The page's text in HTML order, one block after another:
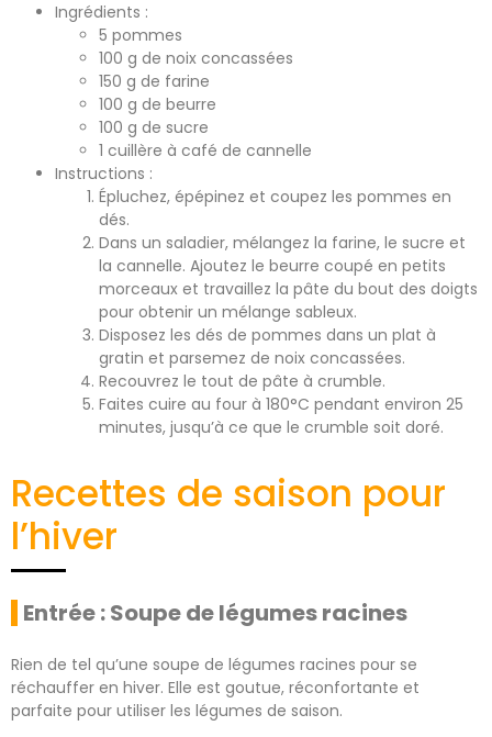
Ingrédients :
5 pommes
100 g de noix concassées
150 g de farine
100 g de beurre
100 g de sucre
1 cuillère à café de cannelle
Instructions :
Épluchez, épépinez et coupez les pommes en
dés.
Dans un saladier, mélangez la farine, le sucre et
la cannelle. Ajoutez le beurre coupé en petits
morceaux et travaillez la pâte du bout des doigts
pour obtenir un mélange sableux.
Disposez les dés de pommes dans un plat à
gratin et parsemez de noix concassées.
Recouvrez le tout de pâte à crumble.
Faites cuire au four à 180°C pendant environ 25
minutes, jusqu’à ce que le crumble soit doré.
Recettes de saison pour
l’hiver
Entrée : Soupe de légumes racines
Rien de tel qu’une soupe de légumes racines pour se
réchauffer en hiver. Elle est goutue, réconfortante et
parfaite pour utiliser les légumes de saison.